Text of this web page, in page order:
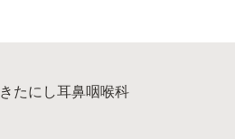
きたにし耳鼻咽喉科